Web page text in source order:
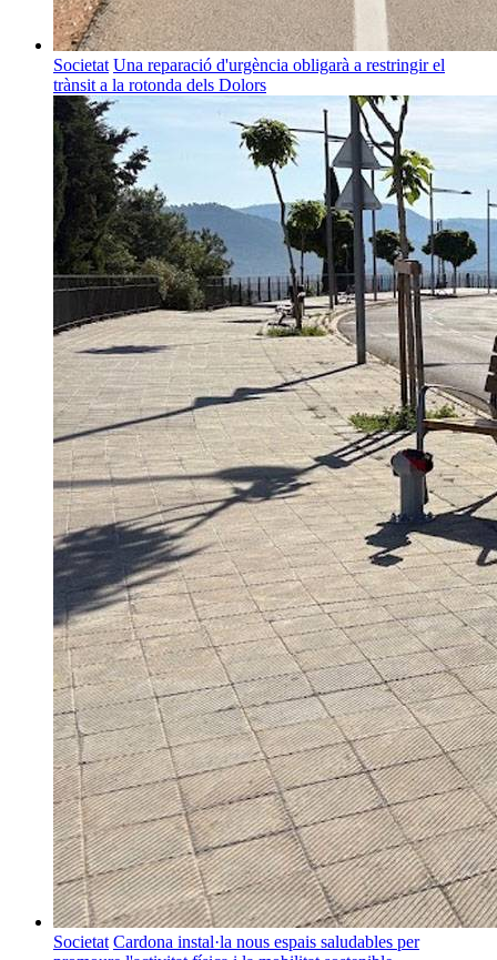
Societat Una reparació d'urgència obligarà a restringir el
trànsit a la rotonda dels Dolors
Societat Cardona instal·la nous espais saludables per